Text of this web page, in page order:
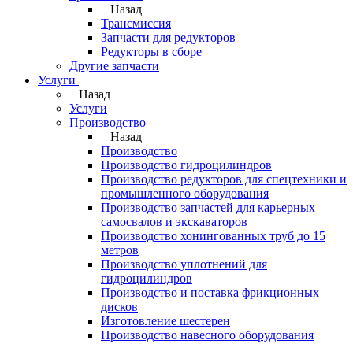
Назад
Трансмиссия
Запчасти для редукторов
Редукторы в сборе
Другие запчасти
Услуги
Назад
Услуги
Производство
Назад
Производство
Производство гидроцилиндров
Производство редукторов для спецтехники и
промышленного оборудования
Производство запчастей для карьерных
самосвалов и экскаваторов
Производство хонингованных труб до 15
метров
Производство уплотнений для
гидроцилиндров
Производство и поставка фрикционных
дисков
Изготовление шестерен
Производство навесного оборудования